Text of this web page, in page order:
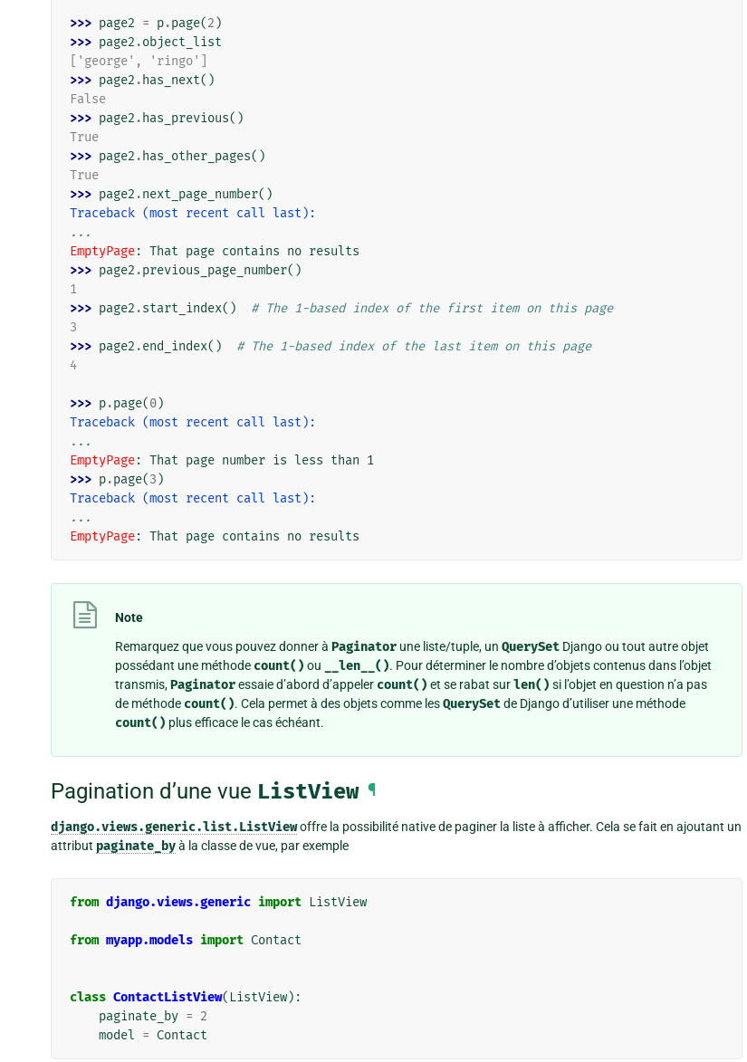
>>> page2 = p.page(2 )
>>> page2 .object_list
['george', 'ringo']
>>> page2 . has_next()
False
>>> page2 . has_previous()
True
>>> page2 . has_other_pages()
True
>>> page2 .next_page_number()
Traceback (most recent call last):
...
EmptyPage: That page contains no results
>>> page2 .previous_page_number()
1
>>> page2 .start_index()
# The 1-based index of the first item on this page
3
>>> page2 .end_index()
# The 1-based index of the last item on this page
4
>>> p.page(0)
Traceback (most recent call last):
...
EmptyPage: That page number is less than 1
>>> p.page(3 )
Traceback (most recent call last):
...
EmptyPage: That page contains no results
Note
Remarquez que vous pouvez donner à Paginator une liste/tuple, un QuerySet Django ou tout autre objet
possédant une méthode count() ou __len__(). Pour déterminer le nombre d’objets contenus dans l’objet
transmis,Paginatoressaie d’abord d’appeler count() et se rabat surlen() si l’objet en question n’a pas
de méthode count(). Cela permet à des objets comme lesQuerySetde Django d’utiliser une méthode
count() plus efficace le cas échéant.
Pagination d’une vue ListView ¶
django.views.generic.list.ListViewoffre la possibilité native de paginer la liste à afficher. Cela se fait en ajoutant un
attribut paginate_byà la classe de vue, par exemple
from django.views.generic import ListView
from myapp.models import Contact
class ContactListView( ListView):
paginate_by = 2
model = Contact